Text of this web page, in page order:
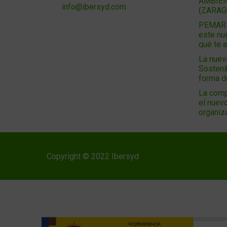
info@ibersyd.com
este
qué te
La
forma
La
el
Copyright © 2022 Ibersyd